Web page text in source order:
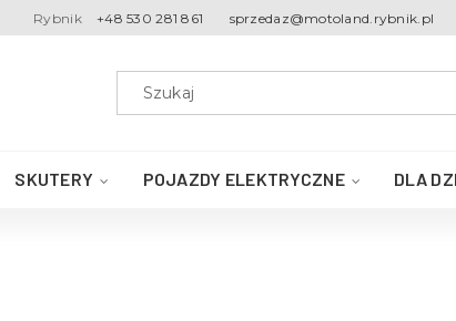
Rybnik +48 530 281 861 sprzedaz@motoland.rybnik.pl
SKUTERY POJAZDY ELEKTRYCZNE DLA